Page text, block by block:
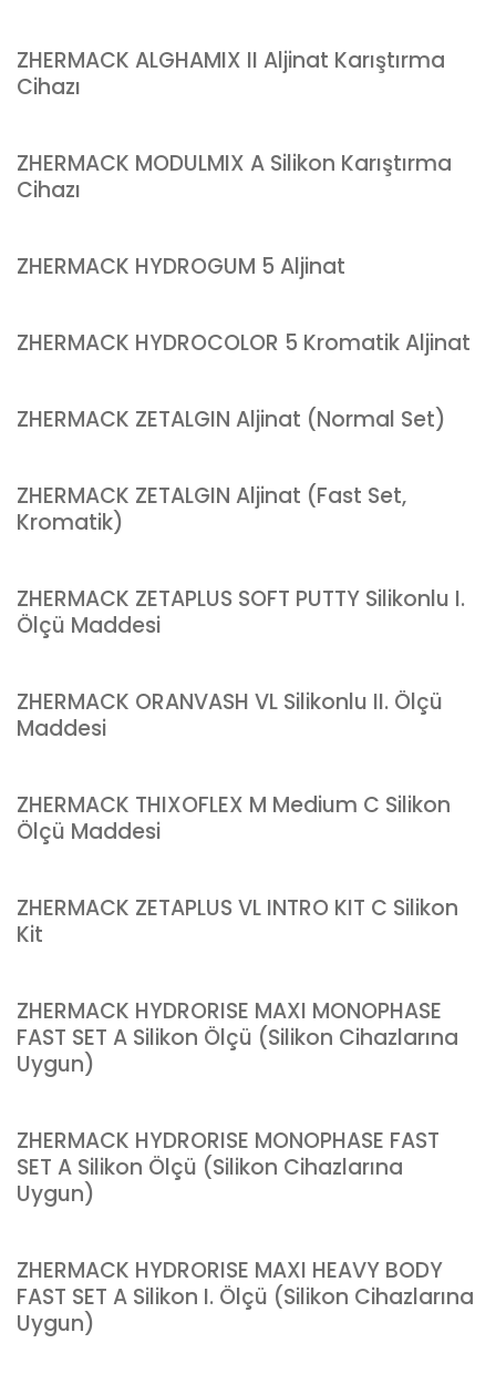
ZHERMACK ALGHAMIX II Aljinat Karıştırma
Cihazı
ZHERMACK MODULMIX A Silikon Karıştırma
Cihazı
ZHERMACK HYDROGUM 5 Aljinat
ZHERMACK HYDROCOLOR 5 Kromatik Aljinat
ZHERMACK ZETALGIN Aljinat (Normal Set)
ZHERMACK ZETALGIN Aljinat (Fast Set,
Kromatik)
ZHERMACK ZETAPLUS SOFT PUTTY Silikonlu I.
Ölçü Maddesi
ZHERMACK ORANVASH VL Silikonlu II. Ölçü
Maddesi
ZHERMACK THIXOFLEX M Medium C Silikon
Ölçü Maddesi
ZHERMACK ZETAPLUS VL INTRO KIT C Silikon
Kit
ZHERMACK HYDRORISE MAXI MONOPHASE
FAST SET A Silikon Ölçü (Silikon Cihazlarına
Uygun)
ZHERMACK HYDRORISE MONOPHASE FAST
SET A Silikon Ölçü (Silikon Cihazlarına
Uygun)
ZHERMACK HYDRORISE MAXI HEAVY BODY
FAST SET A Silikon I. Ölçü (Silikon Cihazlarına
Uygun)